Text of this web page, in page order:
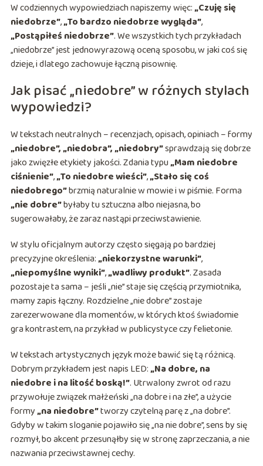
W codziennych wypowiedziach napiszemy więc:„Czuję się
niedobrze”,„To bardzo niedobrze wygląda”,
„Postąpiłeś niedobrze”. We wszystkich tych przykładach
„niedobrze” jest jednowyrazową oceną sposobu, w jaki coś się
dzieje, i dlatego zachowuje łączną pisownię.
Jak pisać „niedobre” w różnych stylach
wypowiedzi?
W tekstach neutralnych – recenzjach, opisach, opiniach – formy
„niedobre”, „niedobra”, „niedobry”sprawdzają się dobrze
jako zwięzłe etykiety jakości. Zdania typu„Mam niedobre
ciśnienie”,„To niedobre wieści”,„Stało się coś
niedobrego”brzmią naturalnie w mowie i w piśmie. Forma
„nie dobre”byłaby tu sztuczna albo niejasna, bo
sugerowałaby, że zaraz nastąpi przeciwstawienie.
W stylu oficjalnym autorzy często sięgają po bardziej
precyzyjne określenia:„niekorzystne warunki”,
„niepomyślne wyniki”,„wadliwy produkt”. Zasada
pozostaje ta sama – jeśli „nie” staje się częścią przymiotnika,
mamy zapis łączny. Rozdzielne „nie dobre” zostaje
zarezerwowane dla momentów, w których ktoś świadomie
gra kontrastem, na przykład w publicystyce czy felietonie.
W tekstach artystycznych język może bawić się tą różnicą.
Dobrym przykładem jest napis LED:„Na dobre, na
niedobre i na litość boską!”. Utrwalony zwrot od razu
przywołuje związek małżeński „na dobre i na złe”, a użycie
formy„na niedobre”tworzy czytelną parę z „na dobre”.
Gdyby w takim sloganie pojawiło się „na nie dobre”, sens by się
rozmył, bo akcent przesunąłby się w stronę zaprzeczania, a nie
nazwania przeciwstawnej cechy.